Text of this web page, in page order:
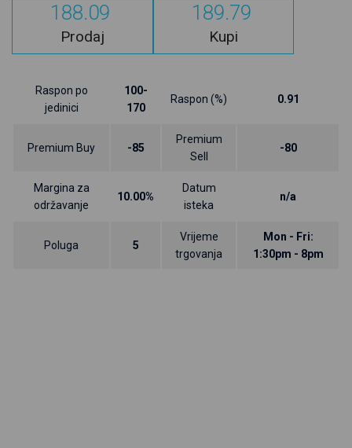
188.09
Prodaj
189.79
Kupi
Raspon po
jedinici
100-
170
Raspon (%) 0.91
Premium Buy -85
Premium
Sell
-80
Margina za
održavanje
10.00%
Datum
isteka
n/a
Poluga 5
Vrijeme
trgovanja
Mon - Fri:
1:30pm - 8pm